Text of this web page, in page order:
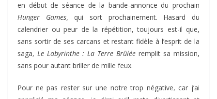
en début de séance de la bande-annonce du prochain
Hunger Games, qui sort prochainement. Hasard du
calendrier ou peur de la répétition, toujours est-il que,
sans sortir de ses carcans et restant fidèle à l’esprit de la
saga, Le Labyrinthe : La Terre Brûlée remplit sa mission,
sans pour autant briller de mille feux.
Pour ne pas rester sur une notre trop négative, car j’ai